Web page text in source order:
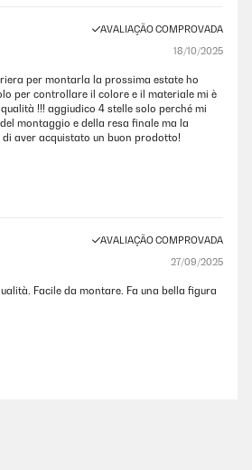
AVALIAÇÃO COMPROVADA
18/10/2025
per montarla la prossima estate ho
per controllare il colore e il materiale mi è
!!! aggiudico 4 stelle solo perché mi
montaggio e della resa finale ma la
di aver acquistato un buon prodotto!
AVALIAÇÃO COMPROVADA
27/09/2025
Facile da montare. Fa una bella figura